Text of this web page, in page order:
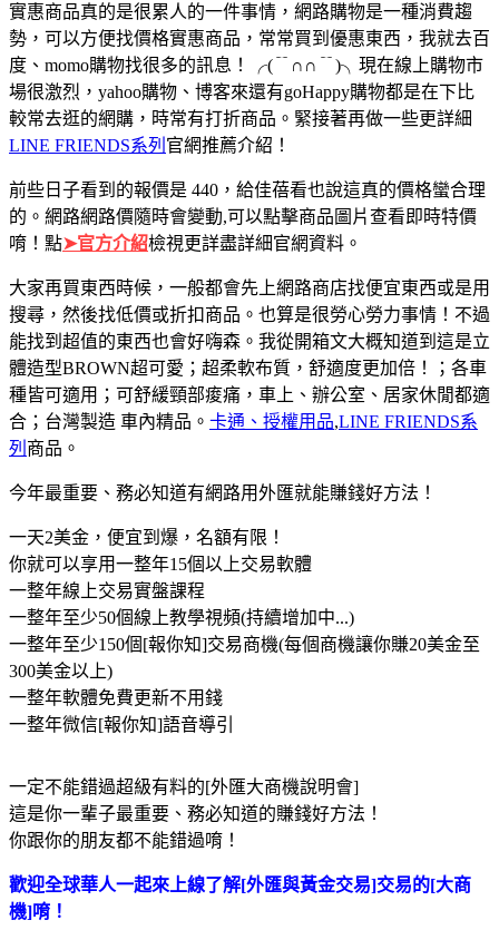
實惠商品真的是很累人的一件事情，網路購物是一種消費趨
勢，可以方便找價格實惠商品，常常買到優惠東西，我就去百
度、momo購物找很多的訊息！
╭(﹊∩∩﹊)╮ 現在線上購物市
場很激烈，yahoo購物、博客來還有goHappy購物都是在下比
較常去逛的網購，時常有打折商品。緊接著再做一些更詳細
LINE FRIENDS系列 官網推薦介紹！
前些日子看到的報價是 440，給佳蓓看也說這真的價格蠻合理
的。網路網路價隨時會變動,可以點擊商品圖片查看即時特價
唷！點➤官方介紹檢視更詳盡詳細官網資料。
大家再買東西時候，一般都會先上網路商店找便宜東西或是用
搜尋，然後找低價或折扣商品。也算是很勞心勞力事情！不過
能找到超值的東西也會好嗨森。我從開箱文大概知道到這是立
體造型BROWN超可愛；超柔軟布質，舒適度更加倍！；各車
種皆可適用；可舒緩頸部痠痛，車上、辦公室、居家休閒都適
合；台灣製造 車內精品。 卡通、授權用品,LINE FRIENDS系
列 商品。
今年最重要、務必知​道有網路用外匯就能賺錢好方法！
一天2美金，便宜到爆，名額有限！
你就可以享用一整年15個以上交易軟體
一整年線上交易實盤課程
一整年至少50個線上教學視頻(持續增加中...)
一整年至少150個[報你知]交易商機(每個商機讓你賺20美金至
300美金以上)
一整年軟體免費更新不用錢
一整年微信[報你知]語音導引
一定不能錯過超級有料的[外匯大商機說明會]
這是你一輩子最重要、務必知道的賺錢好方法！
你跟你的朋友都不能錯過唷！
歡迎全球華人一起來上線了解[外匯與黃金交易]交易的[大商
機]唷！